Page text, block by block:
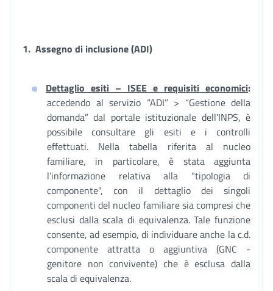
1. Assegno di inclusione (ADI)
Dettaglio esiti – ISEE e requisiti economici:
accedendo al servizio “ADI” > “Gestione della
domanda” dal portale istituzionale dell’INPS, è
possibile consultare gli esiti e i controlli
effettuati. Nella tabella riferita al nucleo
familiare, in particolare, è stata aggiunta
l’informazione relativa alla "tipologia di
componente", con il dettaglio dei singoli
componenti del nucleo familiare sia compresi che
esclusi dalla scala di equivalenza. Tale funzione
consente, ad esempio, di individuare anche la c.d.
componente attratta o aggiuntiva (GNC -
genitore non convivente) che è esclusa dalla
scala di equivalenza.